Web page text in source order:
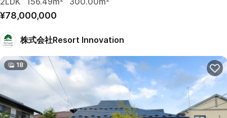
¥78,000,000
株式会社Resort Innovation
18